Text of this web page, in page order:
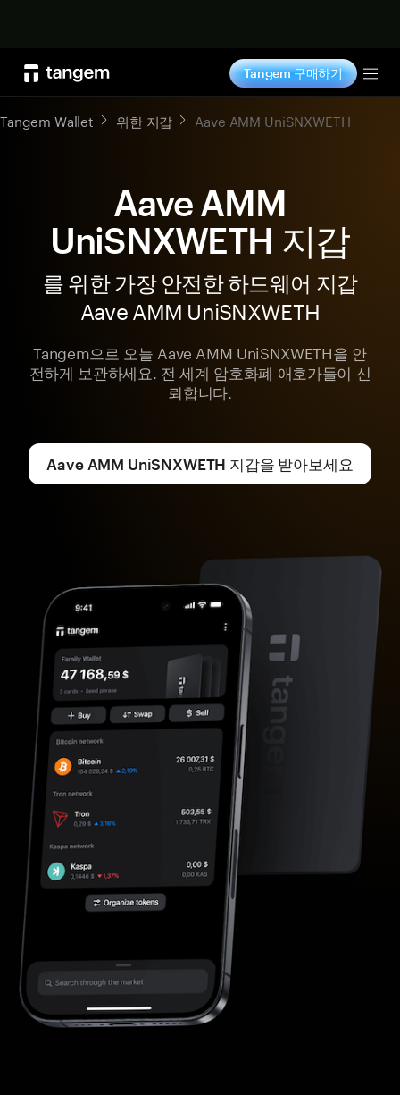
Tangem 구매하기
Tangem Wallet 위한 지갑 Aave AMM UniSNXWETH
Aave AMM
UniSNXWETH 지갑
를 위한 가장 안전한 하드웨어 지갑
Aave AMM UniSNXWETH
Tangem으로 오늘 Aave AMM UniSNXWETH을 안
전하게 보관하세요. 전 세계 암호화폐 애호가들이 신
뢰합니다.
Aave AMM UniSNXWETH 지갑을 받아보세요